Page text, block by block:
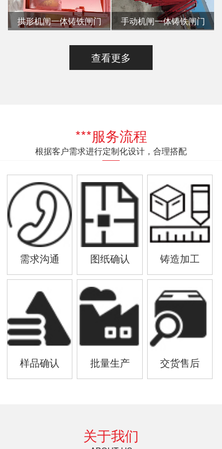
拱形机闸一体铸铁闸门 手动机闸一体铸铁闸门
查看更多
***服务流程
根据客户需求进行定制化设计，合理搭配
需求沟通 图纸确认 铸造加工
样品确认 批量生产 交货售后
关于我们